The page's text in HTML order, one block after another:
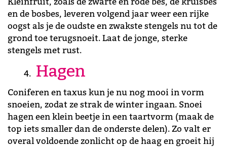
en de bosbes, leveren volgend jaar weer een rijke
oogst als je de oudste en zwakste stengels nu tot de
grond toe terugsnoeit. Laat de jonge, sterke
stengels met rust.
Hagen
Coniferen en taxus kun je nu nog mooi in vorm
snoeien, zodat ze strak de winter ingaan. Snoei
hagen een klein beetje in een taartvorm (maak de
top iets smaller dan de onderste delen). Zo valt er
overal voldoende zonlicht op de haag en groeit hij